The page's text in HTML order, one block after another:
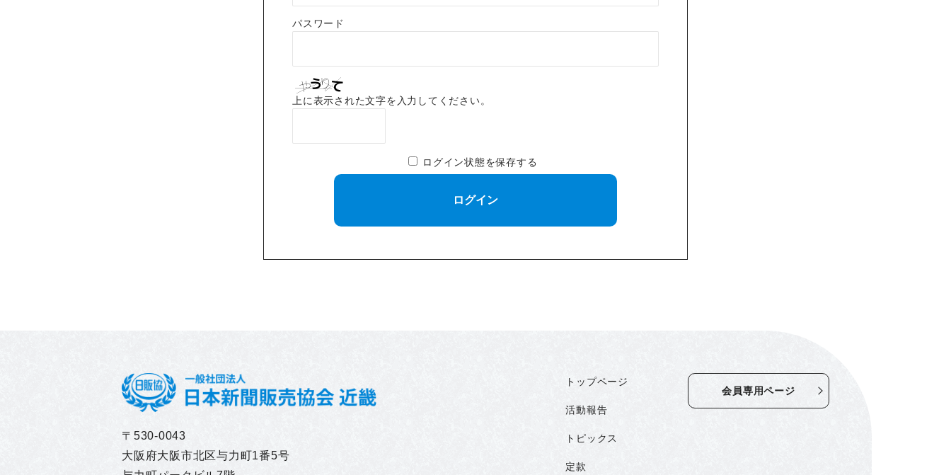
パスワード
上に表示された文字を入力してください。
ログイン状態を保存する
〒530-0043
大阪府大阪市北区与力町1番5号
トップページ
活動報告
トピックス
定款
会員専用ページ